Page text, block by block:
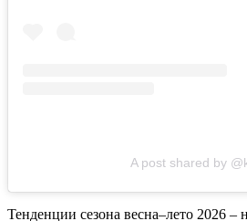
A post shared by
Тенденции сезона весна–лето 2026 –